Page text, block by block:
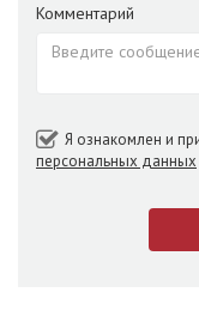
Комментарий
Я ознакомлен и
персональных данных